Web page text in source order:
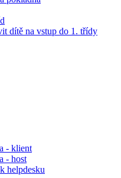
dítě na vstup do 1. třídy
- klient
- host
helpdesku